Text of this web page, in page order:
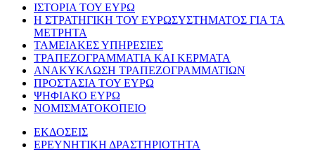
ΙΣΤΟΡΙΑ ΤΟΥ ΕΥΡΩ
Η ΣΤΡΑΤΗΓΙΚΗ ΤΟΥ ΕΥΡΩΣΥΣΤΗΜΑΤΟΣ ΓΙΑ ΤΑ
ΜΕΤΡΗΤΑ
ΤΑΜΕΙΑΚΕΣ ΥΠΗΡΕΣΙΕΣ
ΤΡΑΠΕΖΟΓΡΑΜΜΑΤΙΑ ΚΑΙ ΚΕΡΜΑΤΑ
ΑΝΑΚΥΚΛΩΣΗ ΤΡΑΠΕΖΟΓΡΑΜΜΑΤΙΩΝ
ΠΡΟΣΤΑΣΙΑ ΤΟΥ ΕΥΡΩ
ΨΗΦΙΑΚΟ ΕΥΡΩ
ΝΟΜΙΣΜΑΤΟΚΟΠΕΙΟ
ΕΚΔΟΣΕΙΣ
ΕΡΕΥΝΗΤΙΚΗ ΔΡΑΣΤΗΡΙΟΤΗΤΑ